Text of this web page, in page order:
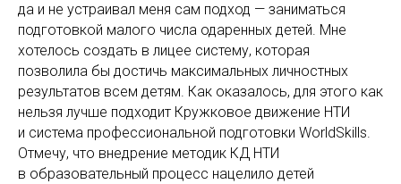
да и не устраивал меня сам подход — заниматься
подготовкой малого числа одаренных детей. Мне
хотелось создать в лицее систему, которая
позволила бы достичь максимальных личностных
результатов всем детям. Как оказалось, для этого как
нельзя лучше подходит Кружковое движение НТИ
и система профессиональной подготовки WorldSkills.
Отмечу, что внедрение методик КД НТИ
в образовательный процесс нацелило детей